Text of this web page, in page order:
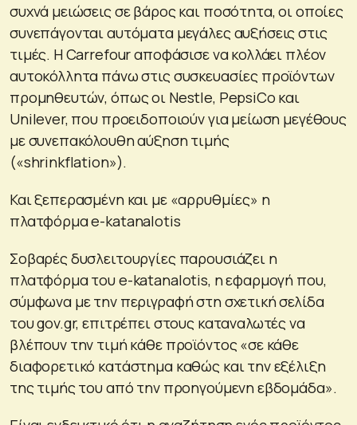
συχνά μειώσεις σε βάρος και ποσότητα, οι οποίες
συνεπάγονται αυτόματα μεγάλες αυξήσεις στις
τιμές. Η Carrefour αποφάσισε να κολλάει πλέον
αυτοκόλλητα πάνω στις συσκευασίες προϊόντων
προμηθευτών, όπως οι Nestle, PepsiCo και
Unilever, που προειδοποιούν για μείωση μεγέθους
με συνεπακόλουθη αύξηση τιμής
(«shrinkflation»).
Και ξεπερασμένη και με «αρρυθμίες» η
πλατφόρμα e-katanalotis
Σοβαρές δυσλειτουργίες παρουσιάζει η
πλατφόρμα του e-katanalotis, η εφαρμογή που,
σύμφωνα με την περιγραφή στη σχετική σελίδα
του gov.gr, επιτρέπει στους καταναλωτές να
βλέπουν την τιμή κάθε προϊόντος «σε κάθε
διαφορετικό κατάστημα καθώς και την εξέλιξη
της τιμής του από την προηγούμενη εβδομάδα».